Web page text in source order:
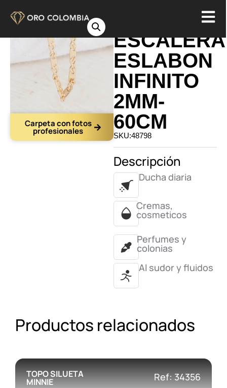
Carpeta con fotos
profesionales
ESCALERA
ESLABON
INFINITO
2MM-
60CM
SKU:48798
Descripción
Ducha diaria
Cremas,
cosmeticos
Perfumes y
colonias
Al sudor y fluidos
Productos relacionados
TOPO SILUETA
MINNIE Ref: 34356